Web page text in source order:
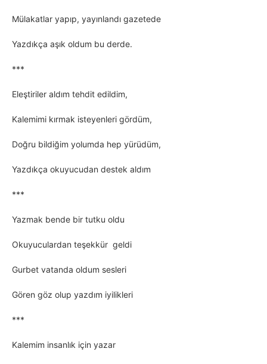
Mülakatlar yapıp, yayınlandı gazetede
Yazdıkça aşık oldum bu derde.
***
Eleştiriler aldım tehdit edildim,
Kalemimi kırmak isteyenleri gördüm,
Doğru bildiğim yolumda hep yürüdüm,
Yazdıkça okuyucudan destek aldım
***
Yazmak bende bir tutku oldu
Okuyuculardan teşekkür geldi
Gurbet vatanda oldum sesleri
Gören göz olup yazdım iyilikleri
***
Kalemim insanlık için yazar